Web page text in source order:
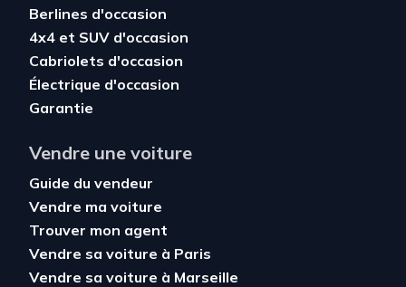
Berlines d'occasion
4x4 et SUV d'occasion
Cabriolets d'occasion
Électrique d'occasion
Garantie
Vendre une voiture
Guide du vendeur
Vendre ma voiture
Trouver mon agent
Vendre sa voiture à Paris
Vendre sa voiture à Marseille